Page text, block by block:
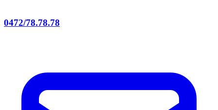
0472/78.78.78